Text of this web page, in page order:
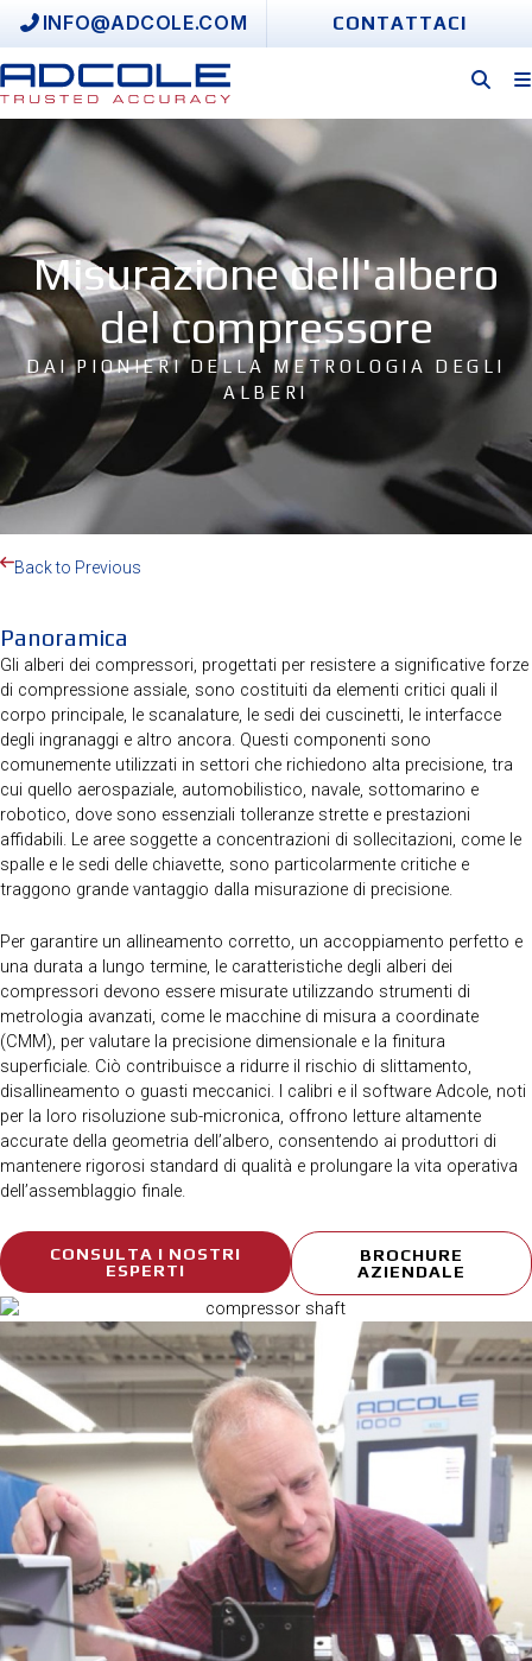
content
INFO@ADCOLE.COM CONTATTACI
Misurazione dell'albero
del compressore
DAI PIONIERI DELLA METROLOGIA DEGLI
ALBERI
Back to Previous
Panoramica
Gli alberi dei compressori, progettati per resistere a significative forze
di compressione assiale, sono costituiti da elementi critici quali il
corpo principale, le scanalature, le sedi dei cuscinetti, le interfacce
degli ingranaggi e altro ancora. Questi componenti sono
comunemente utilizzati in settori che richiedono alta precisione, tra
cui quello aerospaziale, automobilistico, navale, sottomarino e
robotico, dove sono essenziali tolleranze strette e prestazioni
affidabili. Le aree soggette a concentrazioni di sollecitazioni, come le
spalle e le sedi delle chiavette, sono particolarmente critiche e
traggono grande vantaggio dalla misurazione di precisione.
Per garantire un allineamento corretto, un accoppiamento perfetto e
una durata a lungo termine, le caratteristiche degli alberi dei
compressori devono essere misurate utilizzando strumenti di
metrologia avanzati, come le macchine di misura a coordinate
(CMM), per valutare la precisione dimensionale e la finitura
superficiale. Ciò contribuisce a ridurre il rischio di slittamento,
disallineamento o guasti meccanici. I calibri e il software Adcole, noti
per la loro risoluzione sub-micronica, offrono letture altamente
accurate della geometria dell’albero, consentendo ai produttori di
mantenere rigorosi standard di qualità e prolungare la vita operativa
dell’assemblaggio finale.
CONSULTA I NOSTRI
ESPERTI
BROCHURE
AZIENDALE